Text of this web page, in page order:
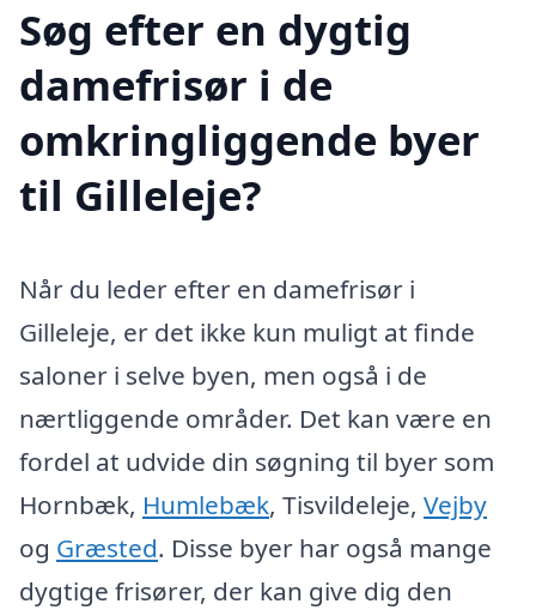
Søg efter en dygtig
damefrisør i de
omkringliggende byer
til Gilleleje?
Når du leder efter en damefrisør i
Gilleleje, er det ikke kun muligt at finde
saloner i selve byen, men også i de
nærtliggende områder. Det kan være en
fordel at udvide din søgning til byer som
Hornbæk, Humlebæk, Tisvildeleje, Vejby
og Græsted. Disse byer har også mange
dygtige frisører, der kan give dig den